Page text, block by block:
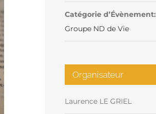
Catégorie d’Évènement:
Groupe ND de Vie
Organisateur
Laurence LE GRIEL